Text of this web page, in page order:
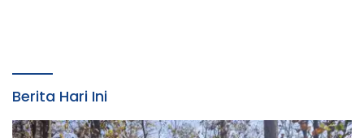
Berita Hari Ini